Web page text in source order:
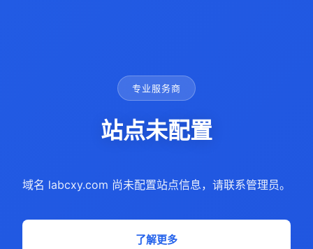
专业服务商
站点未配置
域名 labcxy.com 尚未配置站点信息，请联系管理员。
了解更多